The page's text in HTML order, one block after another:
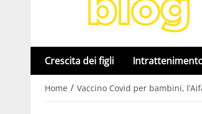
Crescita dei figli
Home / Vaccino Covid per bambini,